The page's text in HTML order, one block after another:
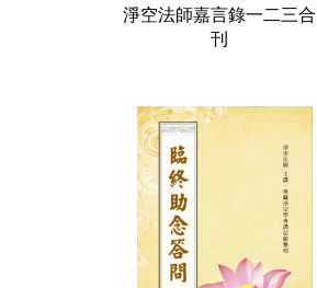
淨空法師嘉言錄一二三合
刊